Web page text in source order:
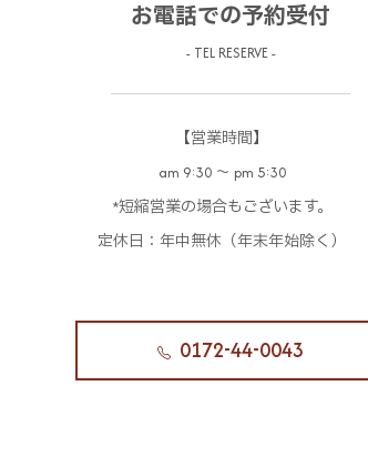
お電話での予約受付
- TEL RESERVE -
【営業時間】
am 9:30 〜 pm 5:30
*短縮営業の場合もございます。
定休日：年中無休（年末年始除く）
0172-44-0043